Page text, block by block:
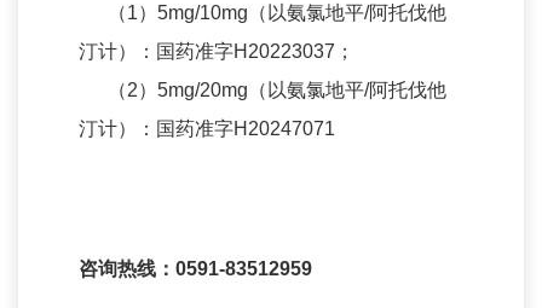
（1）5mg/10mg（以氨氯地平/阿托伐他
汀计）：国药准字H20223037；
（2）5mg/20mg（以氨氯地平/阿托伐他
汀计）：国药准字H20247071
咨询热线：0591-83512959